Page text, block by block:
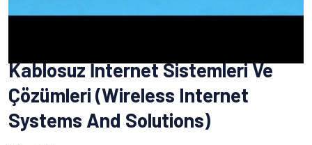
Kablosuz İnternet Sistemleri Ve
Çözümleri (Wireless Internet
Systems And Solutions)